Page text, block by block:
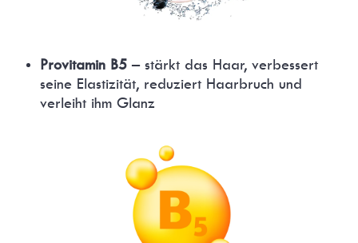
Provitamin B5 – stärkt das Haar, verbessert
seine Elastizität, reduziert Haarbruch und
verleiht ihm Glanz